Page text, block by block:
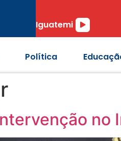
Iguatemi Tocador
de
Política
no